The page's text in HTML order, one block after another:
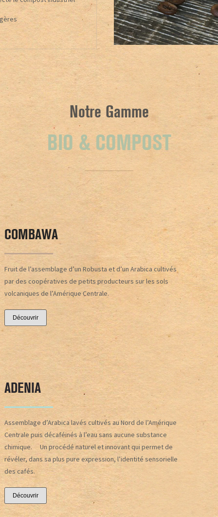
Notre Gamme
BIO & COMPOST
COMBAWA
​Fruit de l’assemblage d’un Robusta et d’un Arabica cultivés
par des coopératives de petits producteurs sur les sols
volcaniques de l’Amérique Centrale.
Découvrir
ADENIA
Assemblage d’Arabica lavés cultivés au Nord de l’Amérique
Centrale puis décaféinés à l’eau sans aucune substance
chimique. Un procédé naturel et innovant qui permet de
révéler, dans sa plus pure expression, l’identité sensorielle
des cafés.
Découvrir